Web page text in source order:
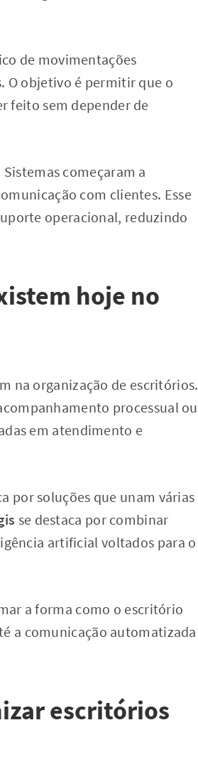
de movimentações
O objetivo é permitir que o
feito sem depender de
Sistemas começaram a
com clientes. Esse
operacional, reduzindo
hoje no
na organização de escritórios.
processual ou
em atendimento e
por soluções que unam várias
se destaca por combinar
artificial voltados para o
a forma como o escritório
a comunicação automatizada
escritórios